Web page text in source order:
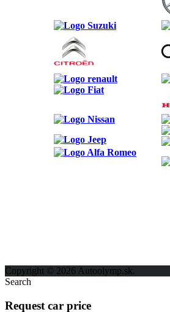
Copyright © 2026 Autoolymp.sk.
Search
Request car price